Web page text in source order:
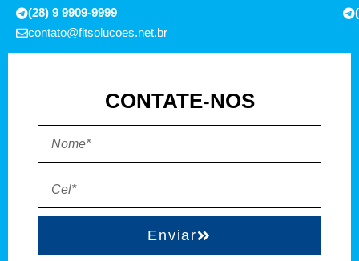
(28) 9 9909-9999
contato@fitsolucoes.net.br
CONTATE-NOS
Enviar